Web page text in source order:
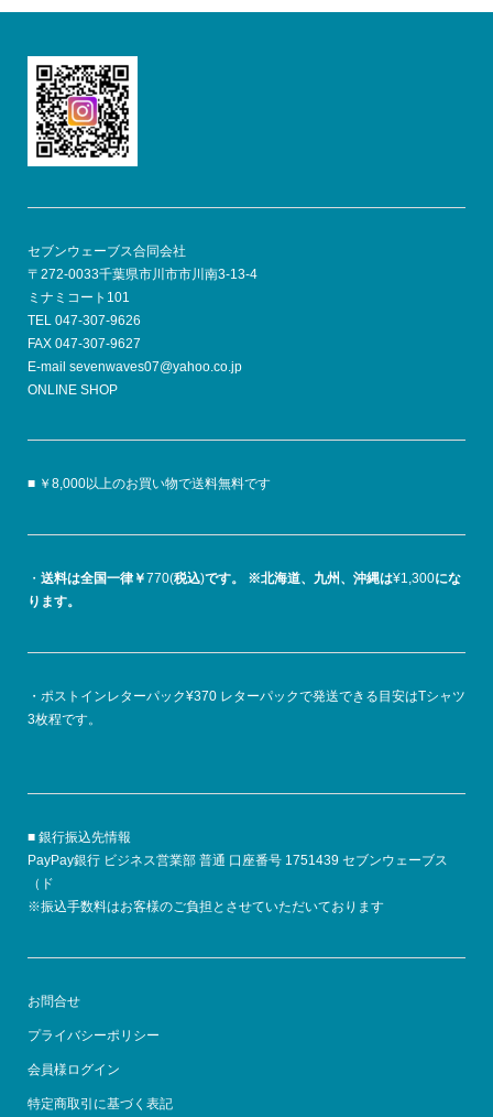
セブンウェーブス合同会社
〒272-0033千葉県市川市市川南3-13-4
ミナミコート101
TEL 047-307-9626
FAX 047-307-9627
E-mail sevenwaves07@yahoo.co.jp
ONLINE SHOP
■ ￥8,000以上のお買い物で送料無料です
・ 送料は全国一律￥770(税込)です。 ※北海道、九州、沖縄は¥1,300にな
ります。
・ポストインレターパック¥370 レターパックで発送できる目安はTシャツ
3枚程です。
■ 銀行振込先情報
PayPay銀行 ビジネス営業部 普通 口座番号 1751439 セブンウェーブス
（ド
※振込手数料はお客様のご負担とさせていただいております
お問合せ
プライバシーポリシー
会員様ログイン
特定商取引に基づく表記